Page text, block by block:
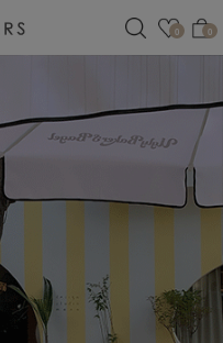
관심
0 0
검색